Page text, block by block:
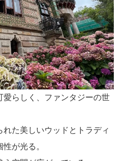
愛らしく、ファンタジーの世
た美しいウッドとトラディ
が光る。